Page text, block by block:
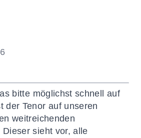
bitte möglichst schnell auf
der Tenor auf unseren
weitreichenden
sieht vor, alle